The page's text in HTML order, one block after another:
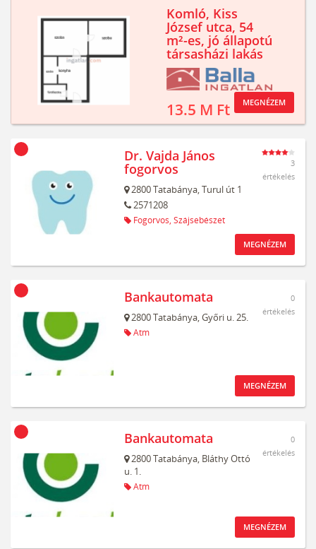
Komló, Kiss
József utca, 54
m²-es, jó állapotú
társasházi lakás
13.5 M Ft MEGNÉZEM
Dr. Vajda János
fogorvos
2800Tatabánya,Turul út 1
2571208
Fogorvos, Szájsebészet
3
értékelés
MEGNÉZEM
Bankautomata
2800Tatabánya,Győri u. 25.
Atm
0
értékelés
MEGNÉZEM
Bankautomata
2800Tatabánya, Bláthy Ottó
u. 1.
Atm
0
értékelés
MEGNÉZEM